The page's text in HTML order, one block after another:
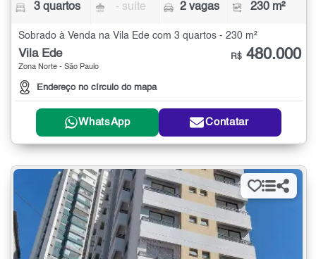
3 quartos - suíte 2 vagas 230 m²
Sobrado à Venda na Vila Ede com 3 quartos - 230 m²
Vila Ede
Zona Norte - São Paulo
Endereço no círculo do mapa
R$ 480.000
WhatsApp Contatar